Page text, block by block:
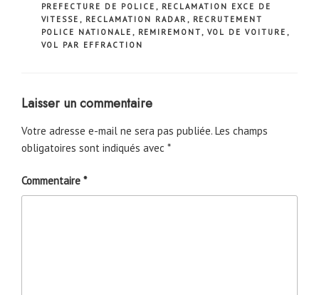
PREFECTURE DE POLICE , RECLAMATION EXCE DE
VITESSE , RECLAMATION RADAR , RECRUTEMENT
POLICE NATIONALE , REMIREMONT, VOL DE VOITURE ,
VOL PAR EFFRACTION
Laisser un commentaire
Votre adresse e-mail ne sera pas publiée. Les champs
obligatoires sont indiqués avec *
Commentaire *